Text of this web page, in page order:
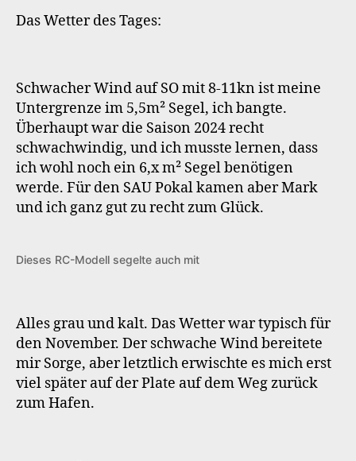
Das Wetter des Tages:
Schwacher Wind auf SO mit 8-11kn ist meine
Untergrenze im 5,5m² Segel, ich bangte.
Überhaupt war die Saison 2024 recht
schwachwindig, und ich musste lernen, dass
ich wohl noch ein 6,x m² Segel benötigen
werde. Für den SAU Pokal kamen aber Mark
und ich ganz gut zu recht zum Glück.
Dieses RC-Modell segelte auch mit
Alles grau und kalt. Das Wetter war typisch für
den November. Der schwache Wind bereitete
mir Sorge, aber letztlich erwischte es mich erst
viel später auf der Plate auf dem Weg zurück
zum Hafen.